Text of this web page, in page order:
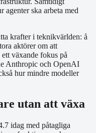
agenter ska arbeta med
krafter i teknikvärlden: å
aktörer om att
växande fokus på
Anthropic och OpenAI
hur mindre modeller
utan att växa
idag med påtagliga